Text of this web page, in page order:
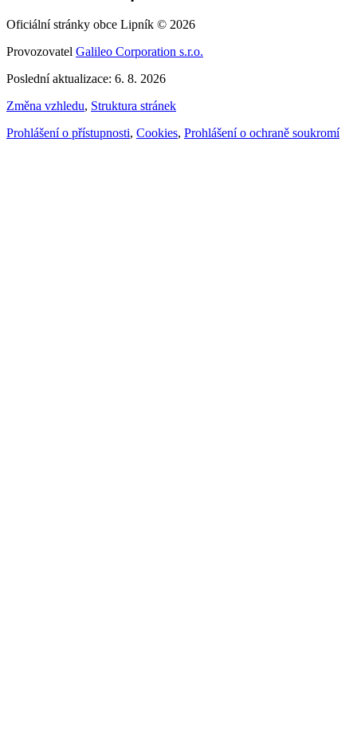
Oficiální stránky obce Lipník © 2026
Provozovatel Galileo Corporation s.r.o.
Poslední aktualizace: 6. 8. 2026
Změna vzhledu, Struktura stránek
Prohlášení o přístupnosti, Cookies, Prohlášení o ochraně soukromí